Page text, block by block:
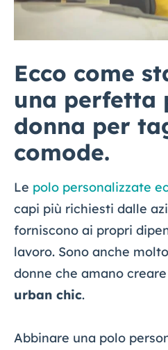
Ecco come
una perfetta
donna per
comode.
Le polo personalizzate
capi più richiesti dalle
forniscono ai propri
lavoro. Sono anche
donne che amano creare
urban chic.
Abbinare una polo